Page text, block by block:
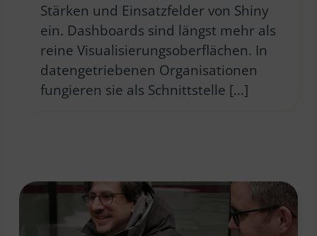
Stärken und Einsatzfelder von Shiny
ein. Dashboards sind längst mehr als
reine Visualisierungsoberflächen. In
datengetriebenen Organisationen
fungieren sie als Schnittstelle […]